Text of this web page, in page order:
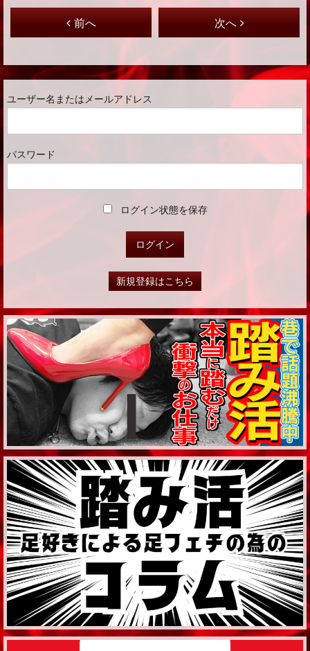
前へ 次へ
ユーザー名またはメールアドレス
パスワード
ログイン状態を保存
新規登録はこちら